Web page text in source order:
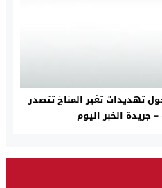
تهديدات تغير المناخ تتصدر
– جريدة الخبر اليوم